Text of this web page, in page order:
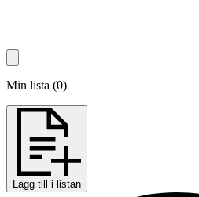
Min lista (0)
Lägg till i listan